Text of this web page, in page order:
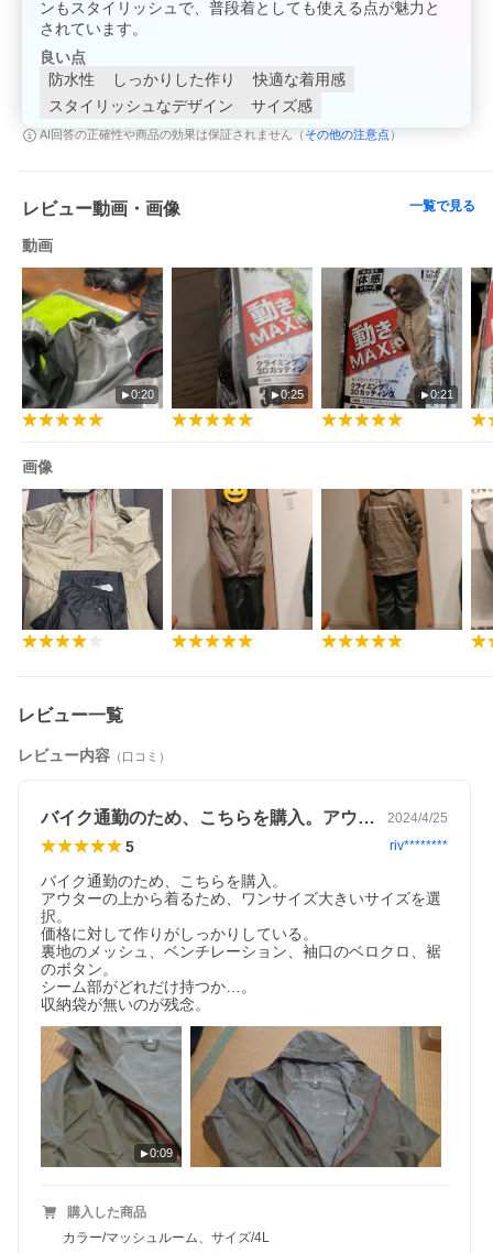
ンもスタイリッシュで、普段着としても使える点が魅力と
されています。
良い点
防水性
しっかりした作り
快適な着用感
スタイリッシュなデザイン
サイズ感
AI回答の正確性や商品の効果は保証されません（ その他の注意点 ）
レビュー動画・画像 一覧で見る
動画
0:20 0:25 0:21
画像
レビュー一覧
レビュー内容 （口コミ）
バイク通勤のため、こちらを購入。アウタ… 2024/4/25
5 riv********
バイク通勤のため、こちらを購入。
アウターの上から着るため、ワンサイズ大きいサイズを選
択。
価格に対して作りがしっかりしている。
裏地のメッシュ、ベンチレーション、袖口のベロクロ、裾
のボタン。
シーム部がどれだけ持つか…。
収納袋が無いのが残念。
0:09
購入した商品
カラー/マッシュルーム、サイズ/4L